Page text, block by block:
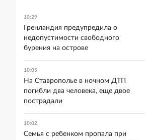
10:29
Гренландия предупредила о
недопустимости свободного
бурения на острове
10:05
На Ставрополье в ночном ДТП
погибли два человека, еще двое
пострадали
10:02
Семья с ребенком пропала при